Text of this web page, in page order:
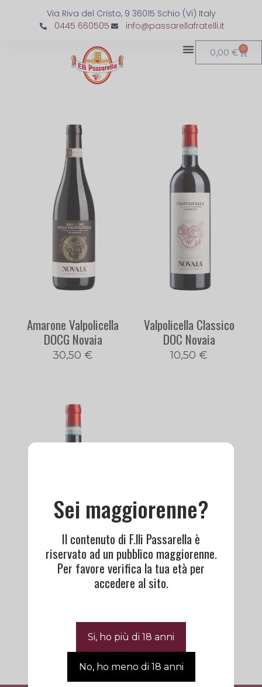
Via Riva del Cristo, 9 36015 Schio (Vi) Italy
0445 660505
info@passarellafratelli.it
0,00€ 0
Amarone Valpolicella
DOCG Novaia
30,50 €
Valpolicella Classico
DOC Novaia
10,50 €
DOC Novaia
€
Sei maggiorenne?
Il contenuto di F.lli Passarella è
riservato ad un pubblico maggiorenne.
Per favore verifica la tua età per
accedere al sito.